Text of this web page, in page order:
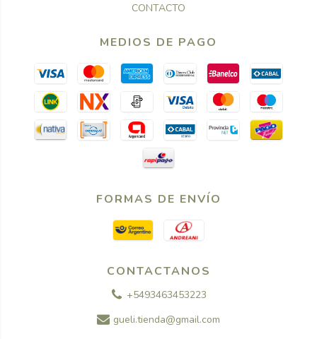
CONTACTO
MEDIOS DE PAGO
FORMAS DE ENVÍO
CONTACTANOS
+5493463453223
gueli.tienda@gmail.com